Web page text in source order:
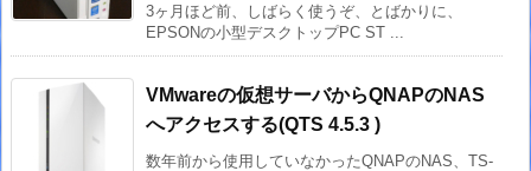
3ヶ月ほど前、しばらく使うぞ、とばかりに、
EPSONの小型デスクトップPC ST ...
VMwareの仮想サーバからQNAPのNAS
へアクセスする(QTS 4.5.3 )
数年前から使用していなかったQNAPのNAS、TS-